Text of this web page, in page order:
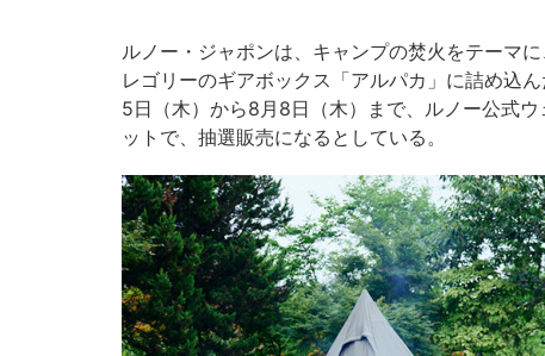
ルノー・ジャポンは、キャンプの焚火をテーマ
レゴリーのギアボックス「アルパカ」に詰め込
5日（木）から8月8日（木）まで、ルノー公式
ットで、抽選販売になるとしている。